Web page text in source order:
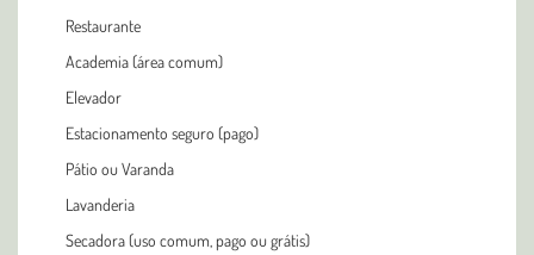
Restaurante
Academia (área comum)
Elevador
Estacionamento seguro (pago)
Pátio ou Varanda
Lavanderia
Secadora (uso comum, pago ou grátis)